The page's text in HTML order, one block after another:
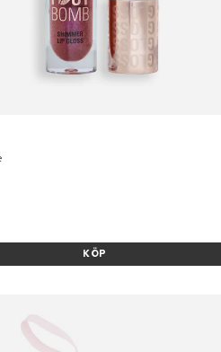
KÖP